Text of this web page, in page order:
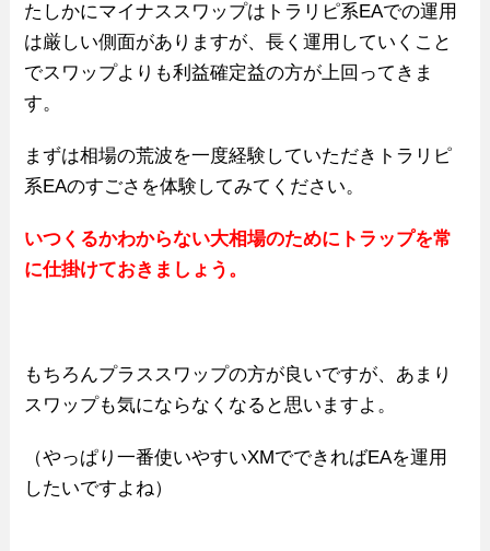
たしかにマイナススワップはトラリピ系EAでの運用
は厳しい側面がありますが、長く運用していくこと
でスワップよりも利益確定益の方が上回ってきま
す。
まずは相場の荒波を一度経験していただきトラリピ
系EAのすごさを体験してみてください。
いつくるかわからない大相場のためにトラップを常
に仕掛けておきましょう。
もちろんプラススワップの方が良いですが、あまり
スワップも気にならなくなると思いますよ。
（やっぱり一番使いやすいXMでできればEAを運用
したいですよね）